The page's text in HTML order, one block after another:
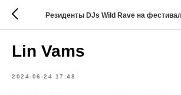
Резиденты DJs Wild Rave на
Lin Vams
2024-06-24 17:48